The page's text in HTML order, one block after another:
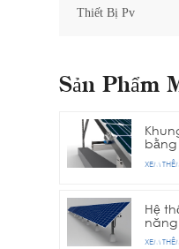
Thiết Bị Pv
Sản Phẩm
XEM
Hệ
trục
XEM